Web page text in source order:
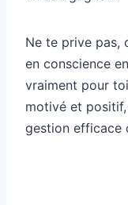
Ne te prive pas,
en conscience
vraiment pour
motivé et positif,
gestion efficace